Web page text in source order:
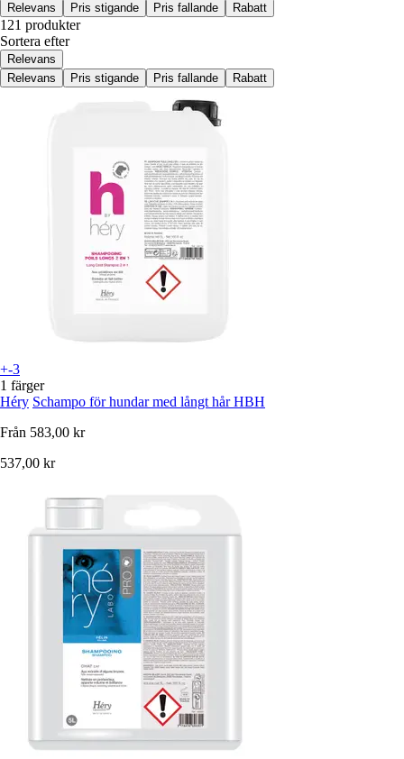
Relevans
Pris stigande Pris fallande Rabatt
121 produkter
Sortera efter
Relevans
Relevans
Pris stigande Pris fallande Rabatt
+-3
1 färger
Héry Schampo för hundar med långt hår HBH
Från 583,00 kr
537,00 kr